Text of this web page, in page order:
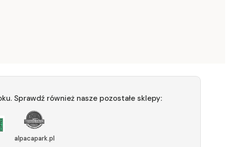
Sprawdź również nasze pozostałe sklepy:
alpacapark.pl